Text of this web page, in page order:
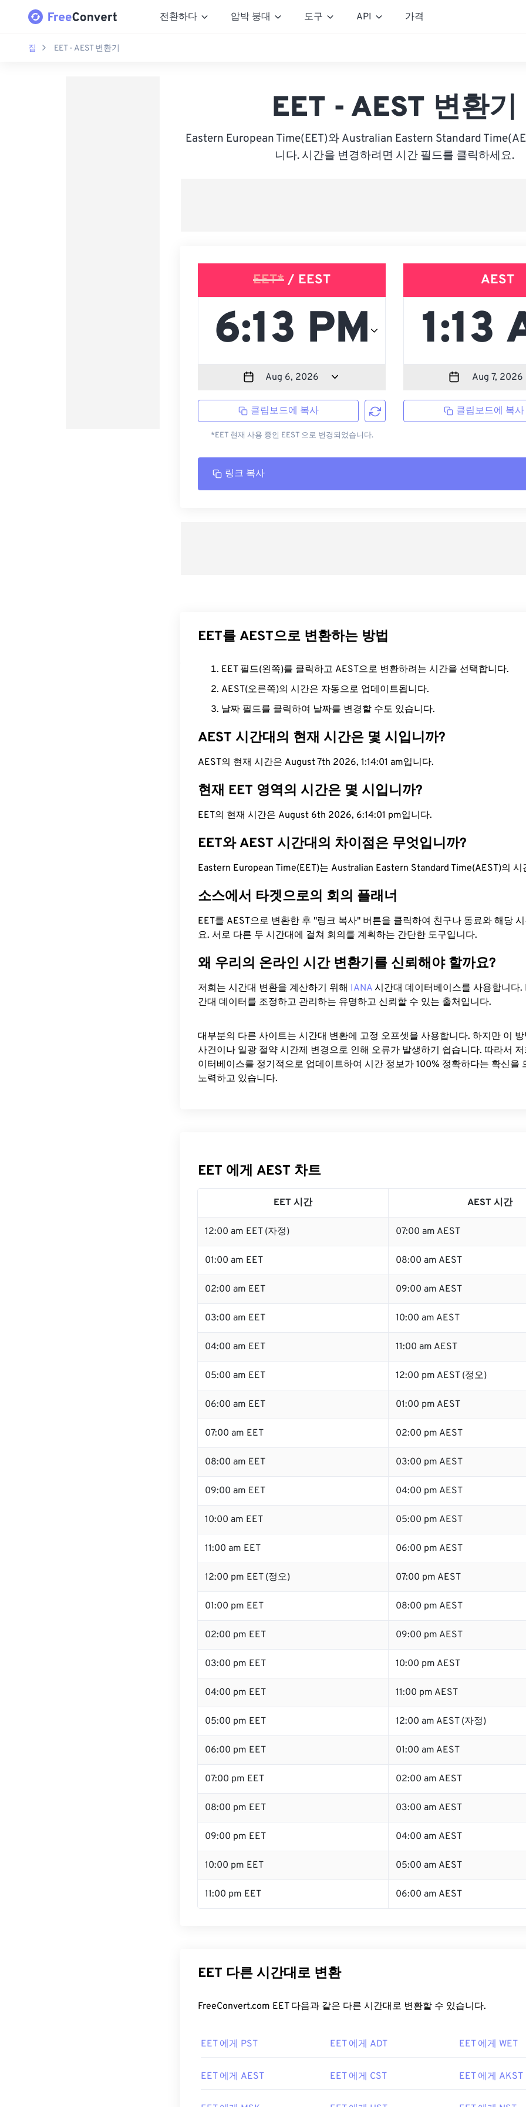
전환하다 압박 붕대 도구 API 가격
집 EET - AEST 변환기
EET - AEST 변환기
Eastern European Time(EET)와 Australian Eastern Standard
니다. 시간을 변경하려면 시간 필드를 클릭하세요.
EET* / EEST
클립보드에 복사
*EET 현재 사용 중인 EEST 으로 변경되었습니다.
AEST
클립보드에 복사
링크 복사
EET를 AEST으로 변환하는 방법
EET 필드(왼쪽)를 클릭하고 AEST으로 변환하려는 시간을 선택합니다.
AEST(오른쪽)의 시간은 자동으로 업데이트됩니다.
날짜 필드를 클릭하여 날짜를 변경할 수도 있습니다.
AEST 시간대의 현재 시간은 몇 시입니까?
AEST의 현재 시간은 August 7th 2026, 1:14:01 am입니다.
현재 EET 영역의 시간은 몇 시입니까?
EET의 현재 시간은 August 6th 2026, 6:14:01 pm입니다.
EET와 AEST 시간대의 차이점은 무엇입니까?
Eastern European Time(EET)는 Australian Eastern Standard Time(AEST)의 시
소스에서 타겟으로의 회의 플래너
EET를 AEST으로 변환한 후 "링크 복사" 버튼을 클릭하여 친구나 동료와 해당
요. 서로 다른 두 시간대에 걸쳐 회의를 계획하는 간단한 도구입니다.
왜 우리의 온라인 시간 변환기를 신뢰해야 할까요?
저희는 시간대 변환을 계산하기 위해 IANA 시간대 데이터베이스를 사용합니다.
간대 데이터를 조정하고 관리하는 유명하고 신뢰할 수 있는 출처입니다.
대부분의 다른 사이트는 시간대 변환에 ​​고정 오프셋을 사용합니다. 하지만 이
사건이나 일광 절약 시간제 변경으로 인해 오류가 발생하기 쉽습니다. 따라서 저
이터베이스를 정기적으로 업데이트하여 시간 정보가 100% 정확하다는 확신을
노력하고 있습니다.
EET 에게 AEST 차트
EET 시간 AEST 시간
12:00 am EET (자정) 07:00 am AEST
01:00 am EET 08:00 am AEST
02:00 am EET 09:00 am AEST
03:00 am EET 10:00 am AEST
04:00 am EET 11:00 am AEST
05:00 am EET 12:00 pm AEST (정오)
06:00 am EET 01:00 pm AEST
07:00 am EET 02:00 pm AEST
08:00 am EET 03:00 pm AEST
09:00 am EET 04:00 pm AEST
10:00 am EET 05:00 pm AEST
11:00 am EET 06:00 pm AEST
12:00 pm EET (정오) 07:00 pm AEST
01:00 pm EET 08:00 pm AEST
02:00 pm EET 09:00 pm AEST
03:00 pm EET 10:00 pm AEST
04:00 pm EET 11:00 pm AEST
05:00 pm EET 12:00 am AEST (자정)
06:00 pm EET 01:00 am AEST
07:00 pm EET 02:00 am AEST
08:00 pm EET 03:00 am AEST
09:00 pm EET 04:00 am AEST
10:00 pm EET 05:00 am AEST
11:00 pm EET 06:00 am AEST
EET 다른 시간대로 변환
FreeConvert.com EET 다음과 같은 다른 시간대로 변환할 수 있습니다.
EET 에게 PST EET 에게 ADT EET 에게 WET
EET 에게 AEST EET 에게 CST EET 에게 AKST